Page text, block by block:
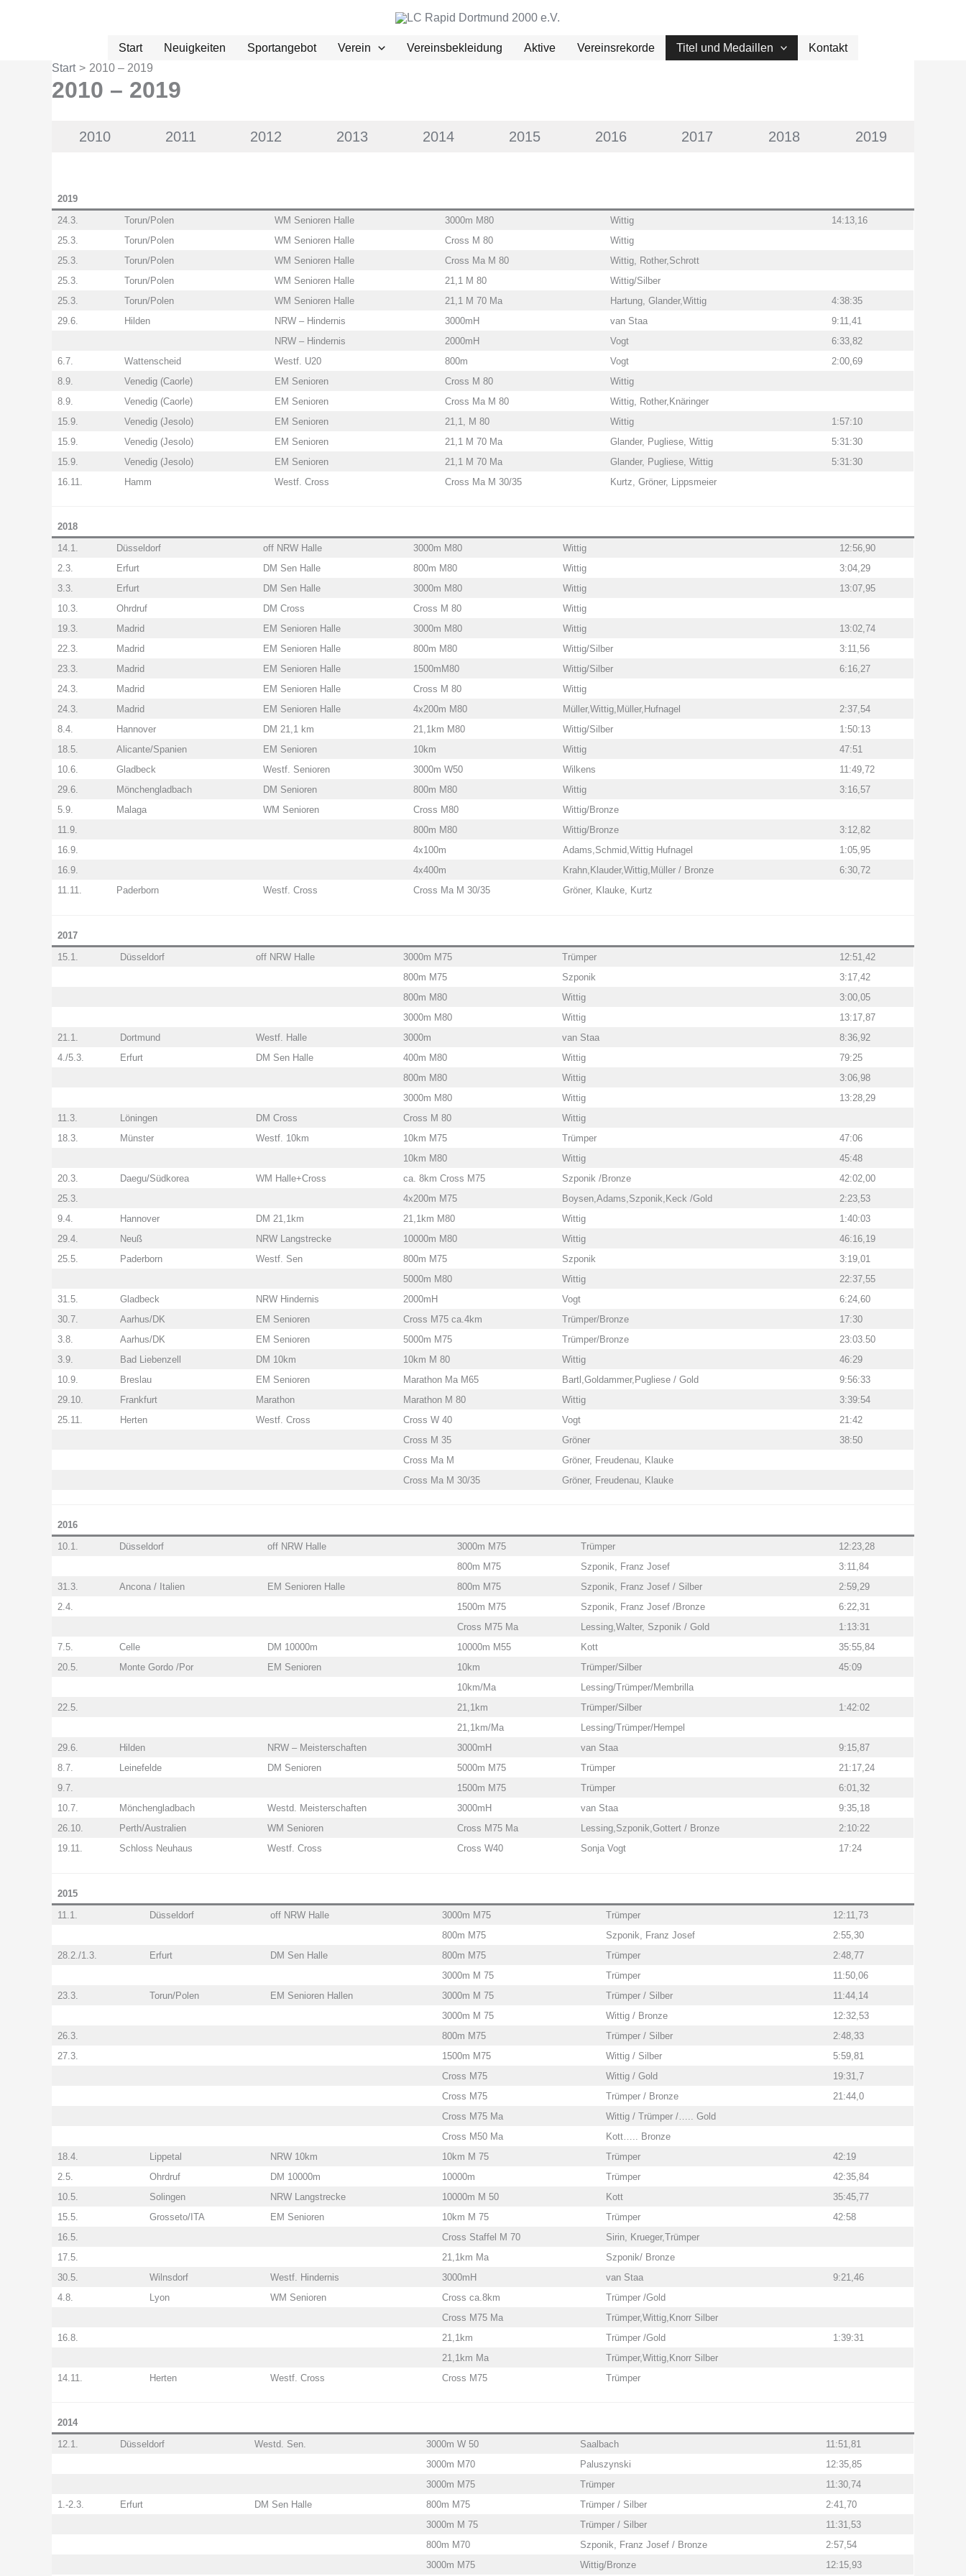
Start
Neuigkeiten Sportangebot Verein Vereinsbekleidung Aktive Vereinsrekorde Titel und Medaillen
Kontakt
Start
2010 – 2019
2010 – 2019
2010 2011 2012 2013 2014 2015 2016 2017 2018 2019
2019
24.3.
Torun/Polen WM Senioren Halle 3000m M80 Wittig
14:13,16
25.3.
Torun/Polen WM Senioren Halle Cross M 80
Wittig
25.3.
Torun/Polen WM Senioren Halle Cross Ma M 80
Wittig, Rother,Schrott
25.3.
Torun/Polen WM Senioren Halle 21,1 M 80
Wittig/Silber
25.3.
Torun/Polen WM Senioren Halle 21,1 M 70 Ma Hartung, Glander,Wittig
4:38:35
29.6.
Hilden NRW – Hindernis 3000mH van Staa
9:11,41
NRW – Hindernis
2000mH Vogt
6:33,82
6.7.
Wattenscheid Westf. U20 800m Vogt
2:00,69
8.9.
Venedig (Caorle) EM Senioren Cross M 80
Wittig
8.9.
Venedig (Caorle) EM Senioren Cross Ma M 80
Wittig, Rother,Knäringer
15.9.
Venedig (Jesolo) EM Senioren 21,1, M 80 Wittig
1:57:10
15.9.
Venedig (Jesolo) EM Senioren 21,1 M 70 Ma Glander, Pugliese, Wittig
5:31:30
15.9.
Venedig (Jesolo) EM Senioren 21,1 M 70 Ma Glander, Pugliese, Wittig
5:31:30
16.11.
Hamm Westf. Cross Cross Ma M 30/35 Kurtz, Gröner, Lippsmeier
2018
14.1.
Düsseldorf off NRW Halle 3000m M80 Wittig
12:56,90
2.3.
Erfurt DM Sen Halle 800m M80 Wittig
3:04,29
3.3.
Erfurt DM Sen Halle 3000m M80 Wittig
13:07,95
10.3.
Ohrdruf DM Cross Cross M 80
Wittig
19.3.
Madrid EM Senioren Halle 3000m M80 Wittig
13:02,74
22.3.
Madrid EM Senioren Halle 800m M80 Wittig/Silber
3:11,56
23.3.
Madrid EM Senioren Halle 1500mM80 Wittig/Silber
6:16,27
24.3.
Madrid EM Senioren Halle Cross M 80
Wittig
24.3.
Madrid EM Senioren Halle 4x200m M80 Müller,Wittig,Müller,Hufnagel
2:37,54
8.4.
Hannover DM 21,1 km 21,1km M80 Wittig/Silber
1:50:13
18.5.
Alicante/Spanien EM Senioren 10km Wittig
47:51
10.6.
Gladbeck Westf. Senioren 3000m W50 Wilkens
11:49,72
29.6.
Mönchengladbach DM Senioren 800m M80 Wittig
3:16,57
5.9.
Malaga WM Senioren Cross M80
Wittig/Bronze
11.9.
800m M80 Wittig/Bronze
3:12,82
16.9.
4x100m Adams,Schmid,Wittig Hufnagel
1:05,95
16.9.
4x400m Krahn,Klauder,Wittig,Müller / Bronze
6:30,72
11.11.
Paderborn Westf. Cross Cross Ma M 30/35 Gröner, Klauke, Kurtz
2017
15.1.
Düsseldorf off NRW Halle 3000m M75 Trümper
12:51,42
800m M75
Szponik
3:17,42
800m M80
Wittig
3:00,05
3000m M80
Wittig
13:17,87
21.1.
Dortmund Westf. Halle 3000m van Staa
8:36,92
4./5.3.
Erfurt DM Sen Halle 400m M80 Wittig
79:25
800m M80
Wittig
3:06,98
3000m M80
Wittig
13:28,29
11.3.
Löningen DM Cross Cross M 80
Wittig
18.3.
Münster Westf. 10km 10km M75 Trümper
47:06
10km M80
Wittig
45:48
20.3.
Daegu/Südkorea WM Halle+Cross ca. 8km Cross M75 Szponik /Bronze
42:02,00
25.3.
4x200m M75 Boysen,Adams,Szponik,Keck /Gold
2:23,53
9.4.
Hannover DM 21,1km 21,1km M80 Wittig
1:40:03
29.4.
Neuß NRW Langstrecke 10000m M80 Wittig
46:16,19
25.5.
Paderborn Westf. Sen 800m M75 Szponik
3:19,01
5000m M80
Wittig
22:37,55
31.5.
Gladbeck NRW Hindernis 2000mH Vogt
6:24,60
30.7.
Aarhus/DK EM Senioren Cross M75 ca.4km Trümper/Bronze
17:30
3.8.
Aarhus/DK EM Senioren 5000m M75 Trümper/Bronze
23:03.50
3.9.
Bad Liebenzell DM 10km 10km M 80 Wittig
46:29
10.9.
Breslau EM Senioren Marathon Ma M65 Bartl,Goldammer,Pugliese / Gold
9:56:33
29.10.
Frankfurt Marathon Marathon M 80 Wittig
3:39:54
25.11.
Herten Westf. Cross Cross W 40 Vogt
21:42
Cross M 35
Gröner
38:50
Cross Ma M
Gröner, Freudenau, Klauke
Cross Ma M 30/35
Gröner, Freudenau, Klauke
2016
10.1.
Düsseldorf off NRW Halle 3000m M75 Trümper
12:23,28
800m M75
Szponik, Franz Josef
3:11,84
31.3.
Ancona / Italien EM Senioren Halle 800m M75 Szponik, Franz Josef / Silber
2:59,29
2.4.
1500m M75 Szponik, Franz Josef /Bronze
6:22,31
Cross M75 Ma
Lessing,Walter, Szponik / Gold
1:13:31
7.5.
Celle DM 10000m 10000m M55 Kott
35:55,84
20.5.
Monte Gordo /Por EM Senioren 10km Trümper/Silber
45:09
10km/Ma
Lessing/Trümper/Membrilla
22.5.
21,1km Trümper/Silber
1:42:02
21,1km/Ma
Lessing/Trümper/Hempel
29.6.
Hilden NRW – Meisterschaften 3000mH van Staa
9:15,87
8.7.
Leinefelde DM Senioren 5000m M75 Trümper
21:17,24
9.7.
1500m M75 Trümper
6:01,32
10.7.
Mönchengladbach Westd. Meisterschaften 3000mH van Staa
9:35,18
26.10.
Perth/Australien WM Senioren Cross M75 Ma Lessing,Szponik,Gottert / Bronze
2:10:22
19.11.
Schloss Neuhaus Westf. Cross Cross W40 Sonja Vogt 17:24
2015
11.1.
Düsseldorf off NRW Halle 3000m M75 Trümper
12:11,73
800m M75
Szponik, Franz Josef
2:55,30
28.2./1.3.
Erfurt DM Sen Halle 800m M75 Trümper
2:48,77
3000m M 75
Trümper
11:50,06
23.3.
Torun/Polen EM Senioren Hallen 3000m M 75 Trümper / Silber
11:44,14
3000m M 75
Wittig / Bronze
12:32,53
26.3.
800m M75 Trümper / Silber
2:48,33
27.3.
1500m M75 Wittig / Silber
5:59,81
Cross M75
Wittig / Gold
19:31,7
Cross M75
Trümper / Bronze
21:44,0
Cross M75 Ma
Wittig / Trümper /….. Gold
Cross M50 Ma
Kott….. Bronze
18.4.
Lippetal NRW 10km 10km M 75 Trümper
42:19
2.5.
Ohrdruf DM 10000m 10000m Trümper
42:35,84
10.5.
Solingen NRW Langstrecke 10000m M 50 Kott
35:45,77
15.5.
Grosseto/ITA EM Senioren 10km M 75 Trümper
42:58
16.5.
Cross Staffel M 70
Sirin, Krueger,Trümper
17.5.
21,1km Ma
Szponik/ Bronze
30.5.
Wilnsdorf Westf. Hindernis 3000mH van Staa
9:21,46
4.8.
Lyon WM Senioren Cross ca.8km
Trümper /Gold
Cross M75 Ma
Trümper,Wittig,Knorr Silber
16.8.
21,1km Trümper /Gold
1:39:31
21,1km Ma
Trümper,Wittig,Knorr Silber
14.11.
Herten Westf. Cross Cross M75 Trümper
2014
12.1.
Düsseldorf Westd. Sen. 3000m W 50 Saalbach
11:51,81
3000m M70
Paluszynski
12:35,85
3000m M75
Trümper
11:30,74
1.-2.3.
Erfurt DM Sen Halle 800m M75 Trümper / Silber
2:41,70
3000m M 75
Trümper / Silber
11:31,53
800m M70
Szponik, Franz Josef / Bronze
2:57,54
3000m M75
Wittig/Bronze 12:15,93